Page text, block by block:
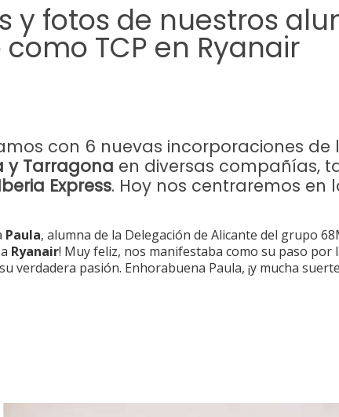
y fotos de nuestros
TCP en Ryanair
con 6 nuevas incorporaciones de
y Tarragona en diversas compañías,
Express. Hoy nos centraremos en
Paula, alumna de la Delegación de Alicante del grupo
Ryanair! Muy feliz, nos manifestaba como su paso por
verdadera pasión. Enhorabuena Paula, ¡y mucha